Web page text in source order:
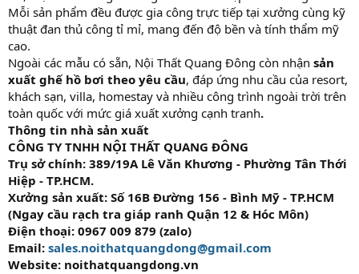
Mỗi sản phẩm đều được gia công trực tiếp tại xưởng cùng kỹ
thuật đan thủ công tỉ mỉ, mang đến độ bền và tính thẩm mỹ
cao.
Ngoài các mẫu có sẵn, Nội Thất Quang Đông còn nhận sản
xuất ghế hồ bơi theo yêu cầu, đáp ứng nhu cầu của resort,
khách sạn, villa, homestay và nhiều công trình ngoài trời trên
toàn quốc với mức giá xuất xưởng cạnh tranh.
Thông tin nhà sản xuất
CÔNG TY TNHH NỘI THẤT QUANG ĐÔNG
Trụ sở chính: 389/19A Lê Văn Khương - Phường Tân Thới
Hiệp - TP.HCM.
Xưởng sản xuất: Số 16B Đường 156 - Bình Mỹ - TP.HCM
(Ngay cầu rạch tra giáp ranh Quận 12 & Hóc Môn)
Điện thoại: 0967 009 879 (zalo)
Email: sales.noithatquangdong@gmail.com
Website: noithatquangdong.vn